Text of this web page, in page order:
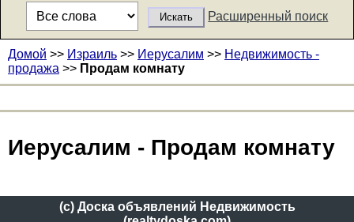
Расширенный поиск
Домой >> Израиль >> Иерусалим >> Недвижимость -
продажа >> Продам комнату
Иерусалим - Продам комнату
(c) Доска объявлений Недвижимость